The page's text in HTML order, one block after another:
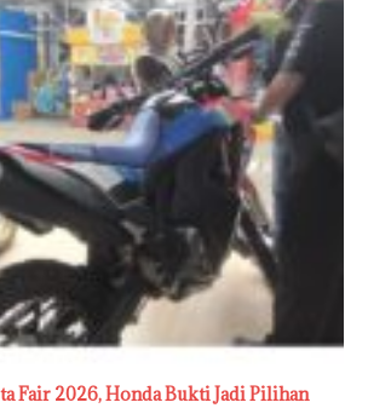
Fair 2026, Honda Bukti Jadi Pilihan